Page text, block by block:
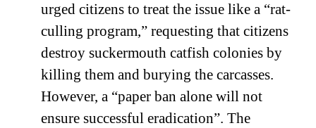
urged citizens to treat the issue like a “rat-
culling program,” requesting that citizens
destroy suckermouth catfish colonies by
killing them and burying the carcasses.
However, a “paper ban alone will not
ensure successful eradication”. The